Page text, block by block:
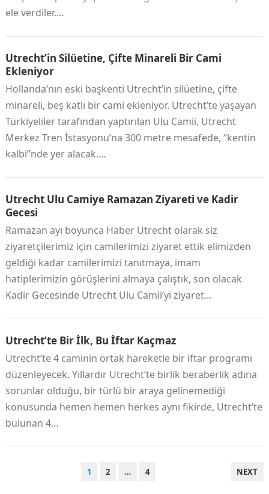
ele verdiler.…
Utrecht’in Silüetine, Çifte Minareli Bir Cami
Ekleniyor
Hollanda’nın eski başkenti Utrecht’in silüetine, çifte
minareli, beş katlı bir cami ekleniyor. Utrecht’te yaşayan
Türkiyeliler tarafından yaptırılan Ulu Camii, Utrecht
Merkez Tren İstasyonu’na 300 metre mesafede, “kentin
kalbi”nde yer alacak.…
Utrecht Ulu Camiye Ramazan Ziyareti ve Kadir
Gecesi
Ramazan ayı boyunca Haber Utrecht olarak siz
ziyaretçilerimiz için camilerimizi ziyaret ettik elimizden
geldiği kadar camilerimizi tanıtmaya, imam
hatiplerimizin görüşlerini almaya çalıştık, son olacak
Kadir Gecesinde Utrecht Ulu Camii’yi ziyaret…
Utrecht’te Bir İlk, Bu İftar Kaçmaz
Utrecht’te 4 caminin ortak hareketle bir iftar programı
düzenleyecek. Yıllardır Utrecht’te birlik beraberlik adına
sorunlar olduğu, bir türlü bir araya gelinemediği
konusunda hemen hemen herkes aynı fikirde, Utrecht’te
bulunan 4…
1 2 … 4 NEXT